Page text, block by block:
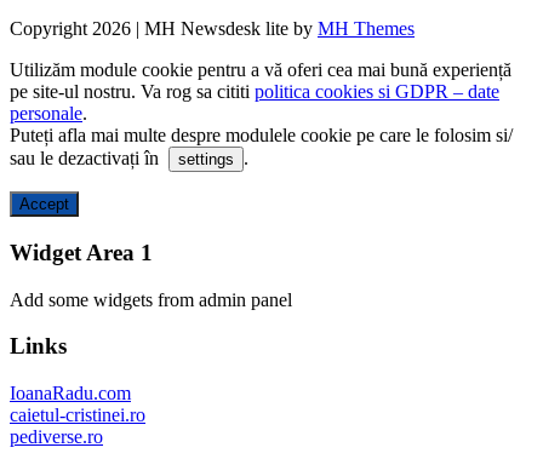
Copyright 2026 | MH Newsdesk lite by MH Themes
Utilizăm module cookie pentru a vă oferi cea mai bună experiență
pe site-ul nostru. Va rog sa cititi politica cookies si GDPR – date
personale.
Puteți afla mai multe despre modulele cookie pe care le folosim si/
sau le dezactivați în
settings .
Accept
Widget Area 1
Add some widgets from admin panel
Links
IoanaRadu.com
caietul-cristinei.ro
pediverse.ro